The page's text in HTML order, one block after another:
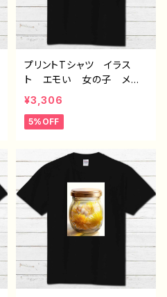
プリントTシャツ イラス
ト エモい 女の子 メン
ズ レディース おしゃ
れ 黒 個性的 おすす
め 人気 イラストレータ
半袖シャツ デザイン コ
ラボ オリジナル デザイ
ン グッズ タイトル：visio
n 作：アナ F-5
¥3,306
5%OFF